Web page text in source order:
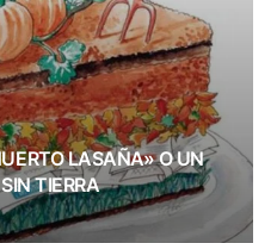
LASAÑA» O UN
TIERRA